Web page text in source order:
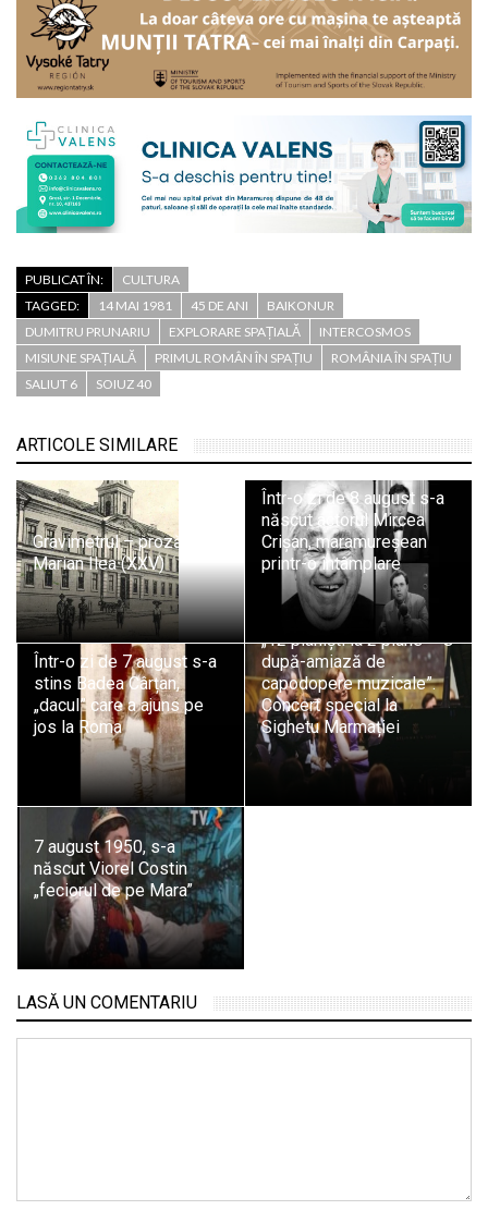
PUBLICAT ÎN:
CULTURA
TAGGED:
14 MAI 1981 45 DE ANI
BAIKONUR
DUMITRU PRUNARIU
EXPLORARE SPAȚIALĂ
INTERCOSMOS
MISIUNE SPAȚIALĂ
PRIMUL ROMÂN ÎN SPAȚIU
ROMÂNIA ÎN SPAȚIU
SALIUT 6
SOIUZ 40
ARTICOLE SIMILARE
Gravimetrul – proză de
Marian Ilea (XXV)
Într-o zi de 8 august s-a
născut actorul Mircea
Crișan, maramureșean
printr-o întâmplare
Într-o zi de 7 august s-a
stins Badea Cârțan,
„dacul” care a ajuns pe
jos la Roma
„12 pianiști la 2 piane – O
după-amiază de
capodopere muzicale”.
Concert special la
Sighetu Marmației
7 august 1950, s-a
născut Viorel Costin
„feciorul de pe Mara”
LASĂ UN COMENTARIU